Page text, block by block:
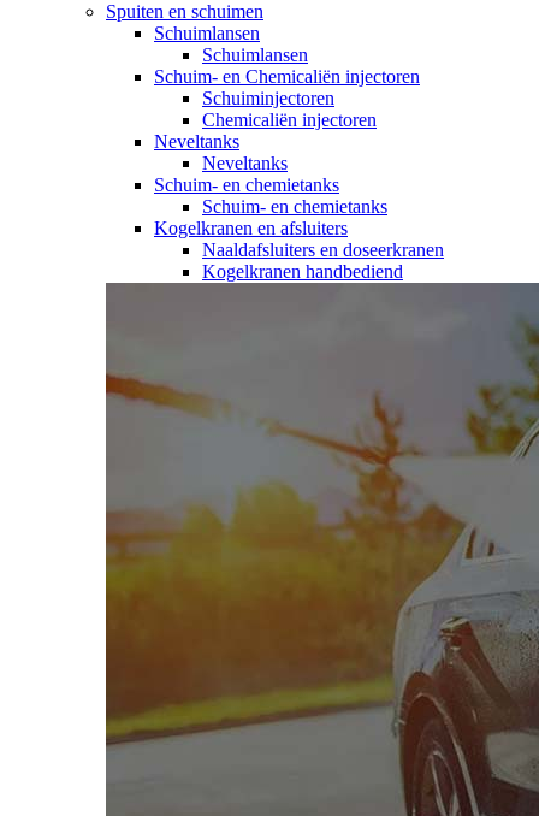
Spuiten en schuimen
Schuimlansen
Schuimlansen
Schuim- en Chemicaliën injectoren
Schuiminjectoren
Chemicaliën injectoren
Neveltanks
Neveltanks
Schuim- en chemietanks
Schuim- en chemietanks
Kogelkranen en afsluiters
Naaldafsluiters en doseerkranen
Kogelkranen handbediend